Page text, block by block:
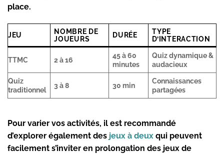
place.
JEU
NOMBRE DE
JOUEURS
DURÉE
TYPE
D’INTERACTION
TTMC 2 à 16
45 à 60
minutes
Quiz dynamique &
audacieux
Quiz
traditionnel
3 à 8 30 min
Connaissances
partagées
Pour varier vos activités, il est recommandé
d’explorer également des jeux à deux qui peuvent
facilement s’inviter en prolongation des jeux de